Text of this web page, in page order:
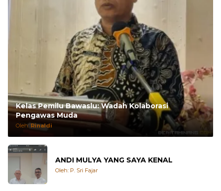
Kelas Pemilu Bawaslu: Wadah Kolaborasi
Pengawas Muda
Oleh: Rinaldi
ANDI MULYA YANG SAYA KENAL
Oleh: P. Sri Fajar